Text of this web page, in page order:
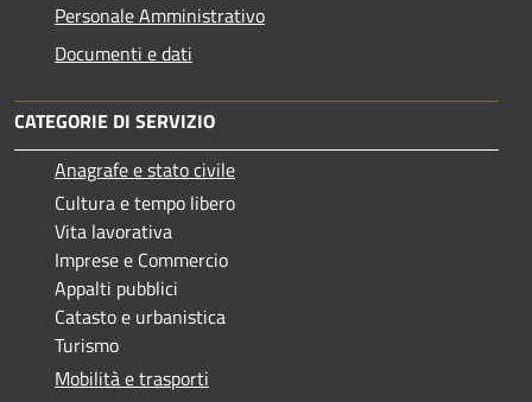
Personale Amministrativo
Documenti e dati
CATEGORIE DI SERVIZIO
Anagrafe e stato civile
Cultura e tempo libero
Vita lavorativa
Imprese e Commercio
Appalti pubblici
Catasto e urbanistica
Turismo
Mobilità e trasporti